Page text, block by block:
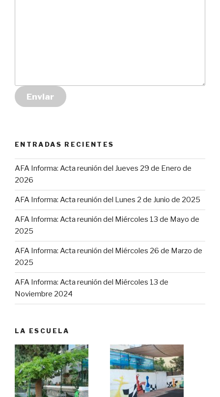
Enviar
ENTRADAS RECIENTES
AFA Informa: Acta reunión del Jueves 29 de Enero de
2026
AFA Informa: Acta reunión del Lunes 2 de Junio de 2025
AFA Informa: Acta reunión del Miércoles 13 de Mayo de
2025
AFA Informa: Acta reunión del Miércoles 26 de Marzo de
2025
AFA Informa: Acta reunión del Miércoles 13 de
Noviembre 2024
LA ESCUELA